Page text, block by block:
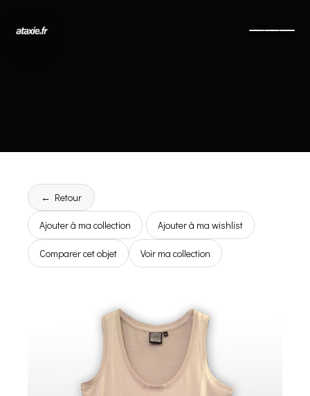
← Retour
Ajouter à ma collection Ajouter à ma wishlist
Comparer cet objet Voir ma collection